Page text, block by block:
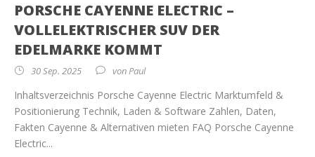
PORSCHE CAYENNE ELECTRIC –
VOLLELEKTRISCHER SUV DER
EDELMARKE KOMMT
30 Sep. 2025 vonPaul
Inhaltsverzeichnis Porsche Cayenne Electric Marktumfeld &
Positionierung Technik, Laden & Software Zahlen, Daten,
Fakten Cayenne & Alternativen mieten FAQ Porsche Cayenne
Electric...